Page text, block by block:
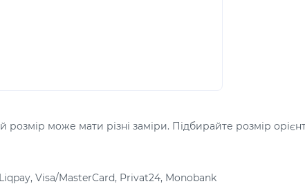
може мати різні заміри. Підбирайте розмір
Visa/MasterCard, Privat24, Monobank